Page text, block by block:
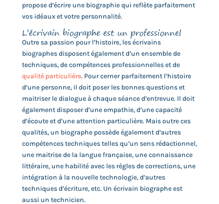
propose d’écrire une biographie qui reflète parfaitement
vos idéaux et votre personnalité.
L’écrivain biographe est un professionnel
Outre sa passion pour l’histoire, les écrivains
biographes disposent également d’un ensemble de
techniques, de compétences professionnelles et de
qualité particulière. Pour cerner parfaitement l’histoire
d’une personne, il doit poser les bonnes questions et
maitriser le dialogue à chaque séance d’entrevue. Il doit
également disposer d’une empathie, d’une capacité
d’écoute et d’une attention particulière. Mais outre ces
qualités, un biographe possède également d’autres
compétences techniques telles qu’un sens rédactionnel,
une maitrise de la langue française, une connaissance
littéraire, une habilité avec les règles de corrections, une
intégration à la nouvelle technologie, d’autres
techniques d’écriture, etc. Un écrivain biographe est
aussi un technicien.